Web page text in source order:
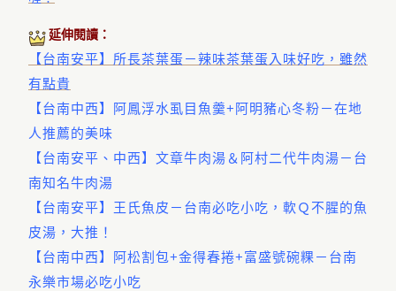
延伸閱讀：
【台南安平】所長茶葉蛋－辣味茶葉蛋入味好吃，雖然
有點貴
【台南中西】阿鳳浮水虱目魚羹+阿明豬心冬粉－在地
人推薦的美味
【台南安平、中西】文章牛肉湯＆阿村二代牛肉湯－台
南知名牛肉湯
【台南安平】王氏魚皮－台南必吃小吃，軟Ｑ不腥的魚
皮湯，大推！
【台南中西】阿松割包+金得春捲+富盛號碗粿－台南
永樂市場必吃小吃